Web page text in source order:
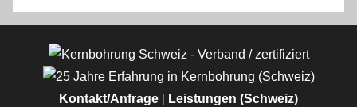
Kontakt/Anfrage Leistungen (Schweiz)